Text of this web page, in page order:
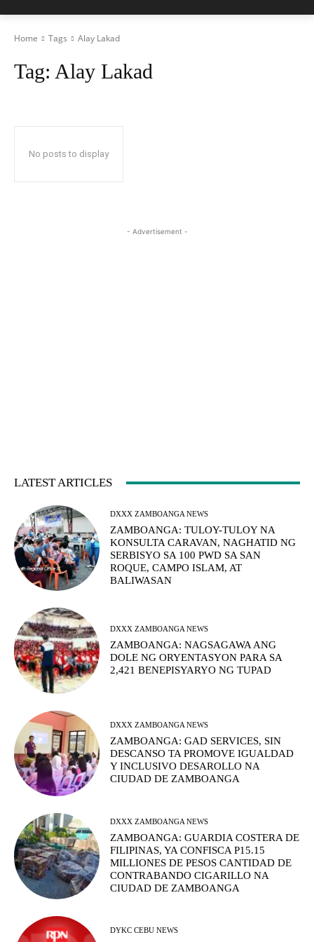
Home Tags Alay Lakad
Tag: Alay Lakad
No posts to display
- Advertisement -
LATEST ARTICLES
DXXX ZAMBOANGA NEWS
ZAMBOANGA: TULOY-TULOY NA
KONSULTA CARAVAN, NAGHATID NG
SERBISYO SA 100 PWD SA SAN
ROQUE, CAMPO ISLAM, AT
BALIWASAN
DXXX ZAMBOANGA NEWS
ZAMBOANGA: NAGSAGAWA ANG
DOLE NG ORYENTASYON PARA SA
2,421 BENEPISYARYO NG TUPAD
DXXX ZAMBOANGA NEWS
ZAMBOANGA: GAD SERVICES, SIN
DESCANSO TA PROMOVE IGUALDAD
Y INCLUSIVO DESAROLLO NA
CIUDAD DE ZAMBOANGA
DXXX ZAMBOANGA NEWS
ZAMBOANGA: GUARDIA COSTERA DE
FILIPINAS, YA CONFISCA P15.15
MILLIONES DE PESOS CANTIDAD DE
CONTRABANDO CIGARILLO NA
CIUDAD DE ZAMBOANGA
DYKC CEBU NEWS